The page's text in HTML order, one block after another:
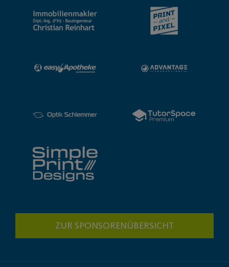
ZUR SPONSORENÜBERSICHT